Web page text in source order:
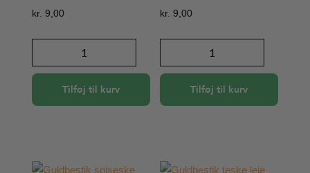
kr. 9,00
Dessertske,
guld
Tilføj til kurv
kr. 9,00
Dessertgaffel,
guld
Tilføj til kurv